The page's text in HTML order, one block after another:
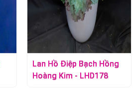
Lan Hồ Điệp Bạch Hồng
Hoàng Kim - LHD178